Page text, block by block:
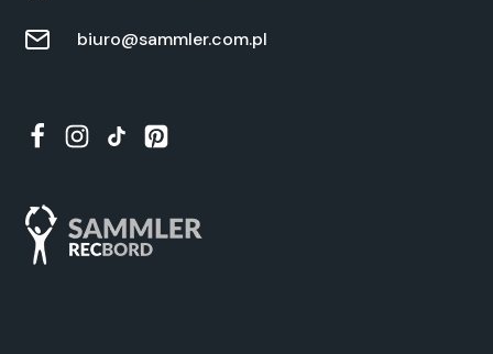
biuro@sammler.com.pl